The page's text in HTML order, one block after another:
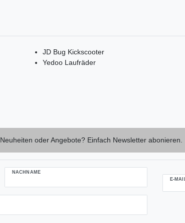
JD Bug Kickscooter
Yedoo Laufräder
oder Angebote? Einfach Newsletter abonieren.
NACHNAME
E-MAIL